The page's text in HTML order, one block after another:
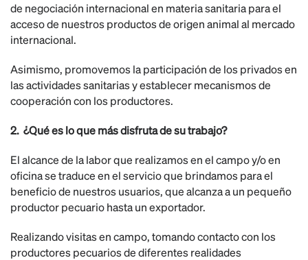
de negociación internacional en materia sanitaria para el
acceso de nuestros productos de origen animal al mercado
internacional.
Asimismo, promovemos la participación de los privados en
las actividades sanitarias y establecer mecanismos de
cooperación con los productores.
2. ¿Qué es lo que más disfruta de su trabajo?
El alcance de la labor que realizamos en el campo y/o en
oficina se traduce en el servicio que brindamos para el
beneficio de nuestros usuarios, que alcanza a un pequeño
productor pecuario hasta un exportador.
Realizando visitas en campo, tomando contacto con los
productores pecuarios de diferentes realidades